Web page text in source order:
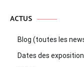
ACTUS
Blog (toutes les
Dates des